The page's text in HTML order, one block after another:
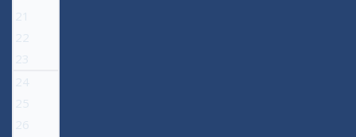
21
22
23
24
25
26